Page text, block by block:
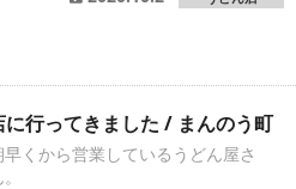
行ってきました / まんのう町
早くから営業しているうどん屋さ